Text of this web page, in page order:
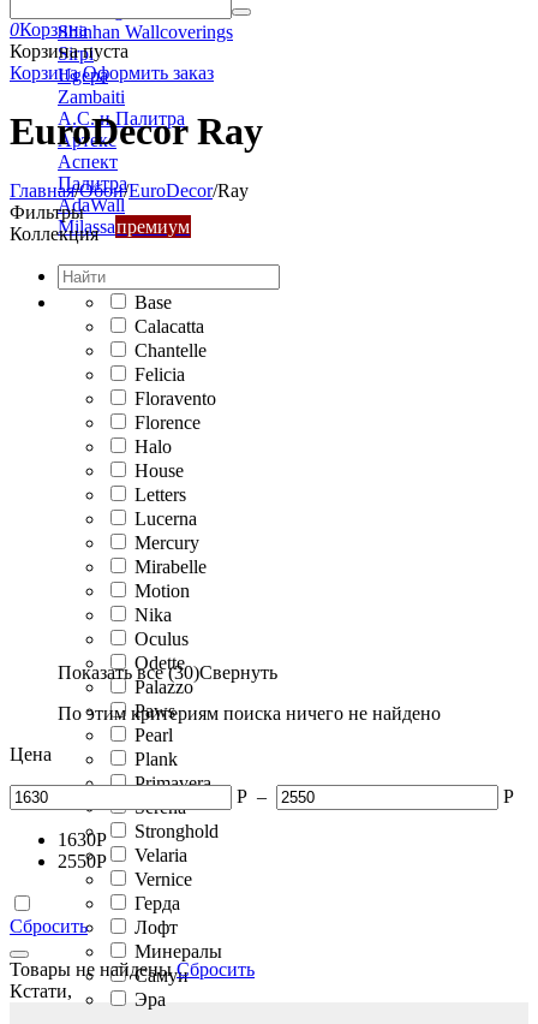
Shinhan Wallcoverings
Sirpi
Ugepa
Zambaiti
А.С. и Палитра
Артекс
Аспект
Палитра
AdaWall
Milassaпремиум
0Корзина
Корзина пуста
Корзина Оформить заказ
EuroDecor Ray
Главная/Обои/EuroDecor/Ray
Фильтры
Коллекция
Base
Calacatta
Chantelle
Felicia
Floravento
Florence
Halo
House
Letters
Lucerna
Mercury
Mirabelle
Motion
Nika
Oculus
Odette
Palazzo
Paws
Pearl
Plank
Primavera
Serena
Stronghold
Velaria
Vernice
Герда
Лофт
Минералы
Самуи
Эра
Показать все (30)Свернуть
По этим критериям поиска ничего не найдено
Цена
Р – Р
1630Р
2550Р
Сбросить
Товары не найденыСбросить
Кстати,